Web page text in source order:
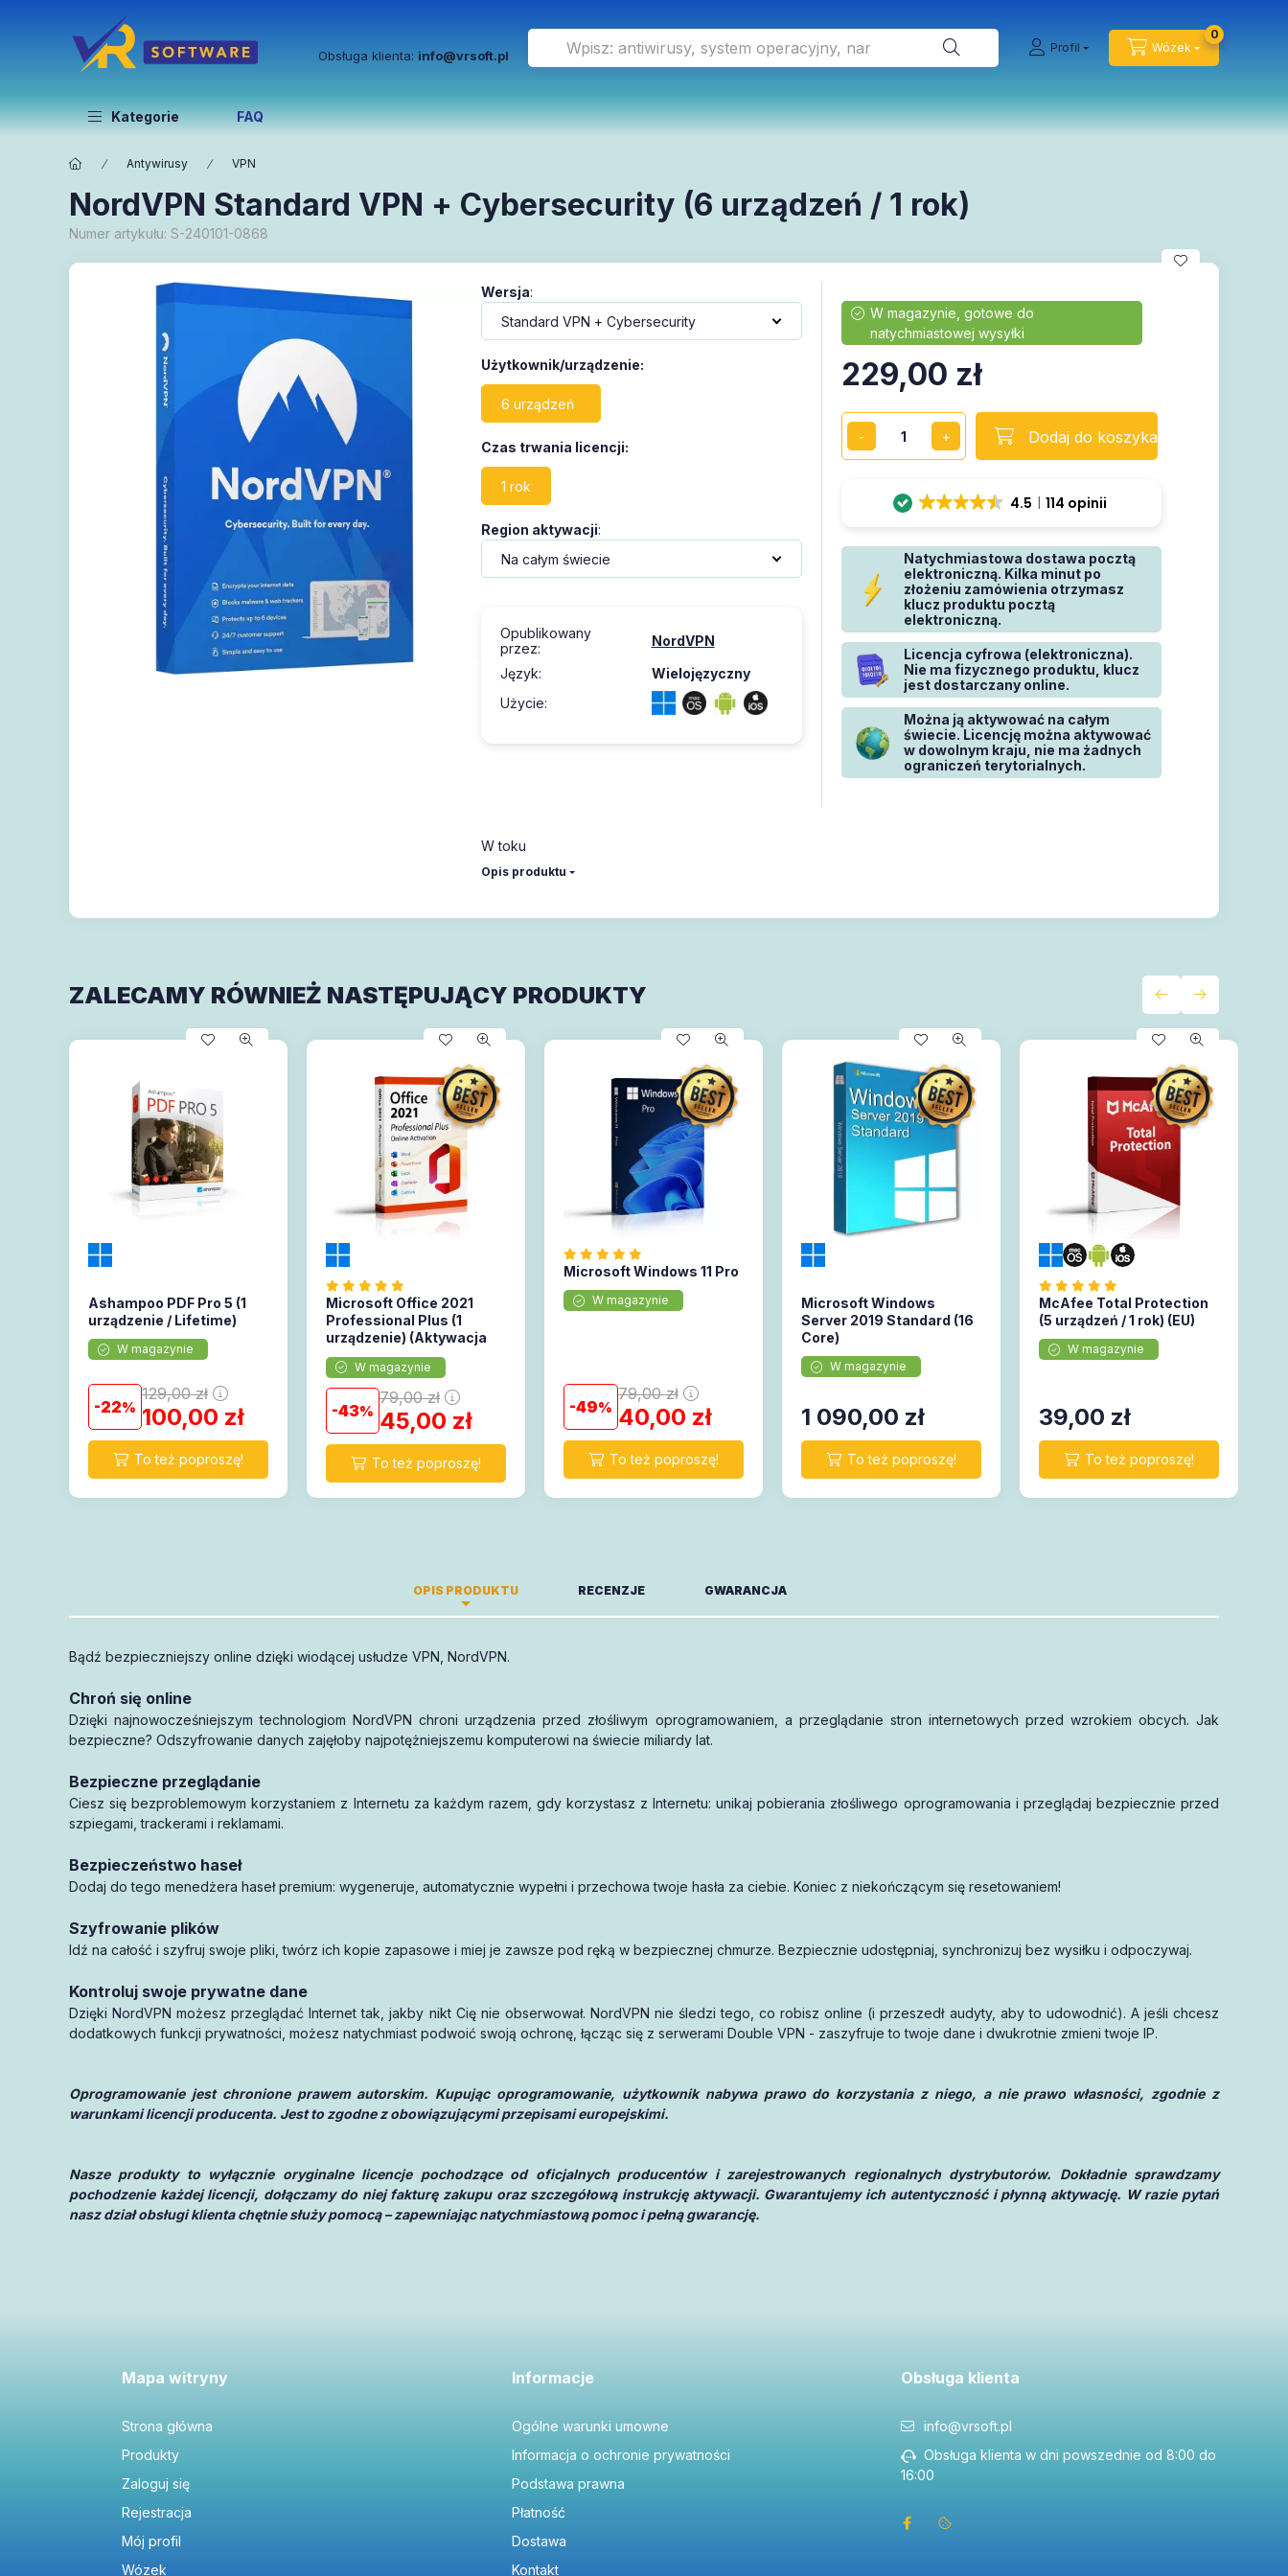
Obsługa klienta: info@vrsoft.pl
Profil Wózek
0
Kategorie FAQ
Antywirusy VPN
NordVPN Standard VPN + Cybersecurity (6 urządzeń / 1 rok)
Numer artykułu: S-240101-0868
Wersja:
Użytkownik/urządzenie:
6 urządzeń
Czas trwania licencji:
1 rok
Region aktywacji:
Opublikowany
przez:
NordVPN
Język:
Wielojęzyczny
Użycie:
229,00 zł
Dodaj do koszyka
4.5 114 opinii
Natychmiastowa dostawa pocztą
elektroniczną. Kilka minut po
złożeniu zamówienia otrzymasz
klucz produktu pocztą
elektroniczną.
Licencja cyfrowa (elektroniczna).
Nie ma fizycznego produktu, klucz
jest dostarczany online.
Można ją aktywować na całym
świecie. Licencję można aktywować
w dowolnym kraju, nie ma żadnych
ograniczeń terytorialnych.
W toku
Opis produktu
ZALECAMY RÓWNIEŻ NASTĘPUJĄCY PRODUKTY
Ashampoo PDF Pro 5 (1
urządzenie / Lifetime)
W magazynie
22
129,00zł
100,00 zł
Microsoft Office 2021
Professional Plus (1
urządzenie) (Aktywacja
online)
W magazynie
43
79,00zł
45,00 zł
Microsoft Windows 11 Pro
W magazynie
49
79,00zł
40,00 zł
Microsoft Windows
Server 2019 Standard (16
Core)
W magazynie
1 090,00 zł
McAfee Total Protection
(5 urządzeń / 1 rok) (EU)
W magazynie
39,00 zł
OPIS PRODUKTU RECENZJE GWARANCJA
Bądź bezpieczniejszy online dzięki wiodącej usłudze VPN, NordVPN.
Chroń się online
Dzięki najnowocześniejszym technologiom NordVPN chroni urządzenia przed złośliwym oprogramowaniem, a przeglądanie stron internetowych przed wzrokiem obcych. Jak
bezpieczne? Odszyfrowanie danych zajęłoby najpotężniejszemu komputerowi na świecie miliardy lat.
Bezpieczne przeglądanie
Ciesz się bezproblemowym korzystaniem z Internetu za każdym razem, gdy korzystasz z Internetu: unikaj pobierania złośliwego oprogramowania i przeglądaj bezpiecznie przed
szpiegami, trackerami i reklamami.
Bezpieczeństwo haseł
Dodaj do tego menedżera haseł premium: wygeneruje, automatycznie wypełni i przechowa twoje hasła za ciebie. Koniec z niekończącym się resetowaniem!
Szyfrowanie plików
Idź na całość i szyfruj swoje pliki, twórz ich kopie zapasowe i miej je zawsze pod ręką w bezpiecznej chmurze. Bezpiecznie udostępniaj, synchronizuj bez wysiłku i odpoczywaj.
Kontroluj swoje prywatne dane
Dzięki NordVPN możesz przeglądać Internet tak, jakby nikt Cię nie obserwował. NordVPN nie śledzi tego, co robisz online (i przeszedł audyty, aby to udowodnić). A jeśli chcesz
dodatkowych funkcji prywatności, możesz natychmiast podwoić swoją ochronę, łącząc się z serwerami Double VPN - zaszyfruje to twoje dane i dwukrotnie zmieni twoje IP.
Oprogramowanie jest chronione prawem autorskim. Kupując oprogramowanie, użytkownik nabywa prawo do korzystania z niego, a nie prawo własności, zgodnie z
warunkami licencji producenta. Jest to zgodne z obowiązującymi przepisami europejskimi.
Nasze produkty to wyłącznie oryginalne licencje pochodzące od oficjalnych producentów i zarejestrowanych regionalnych dystrybutorów. Dokładnie sprawdzamy
pochodzenie każdej licencji, dołączamy do niej fakturę zakupu oraz szczegółową instrukcję aktywacji. Gwarantujemy ich autentyczność i płynną aktywację. W razie pytań
nasz dział obsługi klienta chętnie służy pomocą – zapewniając natychmiastową pomoc i pełną gwarancję.
Piszę opinię!
mają 1-miesięczny okres ważności.
aktywację
1 miesiąca
Mapa witryny
Strona główna
Produkty
Zaloguj się
Rejestracja
Mój profil
Wózek
Informacje
Ogólne warunki umowne
Informacja o ochronie prywatności
Podstawa prawna
Płatność
Dostawa
Kontakt
Obsługa klienta
info@vrsoft.pl
Obsługa klienta w dni powszednie od 8:00 do
16:00